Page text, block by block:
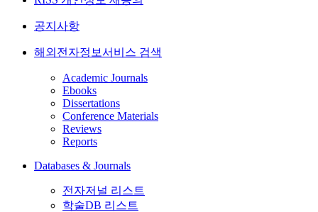
공지사항
해외전자정보서비스 검색
Academic Journals
Ebooks
Dissertations
Conference Materials
Reviews
Reports
Databases & Journals
전자저널 리스트
학술DB 리스트